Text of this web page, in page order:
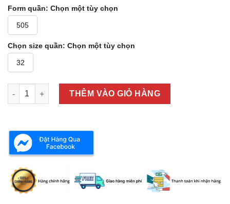
Form quần: Chọn một tùy chọn
505
Chọn size quần: Chọn một tùy chọn
32
JEANS LEVI'S 00505-001H90002 số lượng
THÊM VÀO GIỎ HÀNG